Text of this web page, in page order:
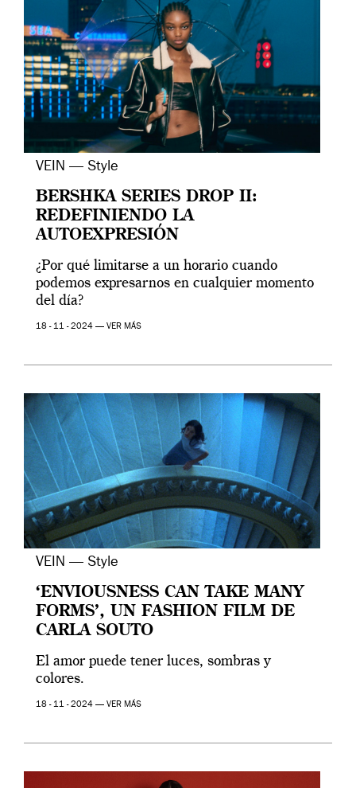
VEIN — Style
BERSHKA SERIES DROP II:
REDEFINIENDO LA
AUTOEXPRESIÓN
¿Por qué limitarse a un horario cuando
podemos expresarnos en cualquier momento
del día?
18 - 11 - 2024 — VER MÁS
VEIN — Style
‘ENVIOUSNESS CAN TAKE MANY
FORMS’, UN FASHION FILM DE
CARLA SOUTO
El amor puede tener luces, sombras y
colores.
18 - 11 - 2024 — VER MÁS